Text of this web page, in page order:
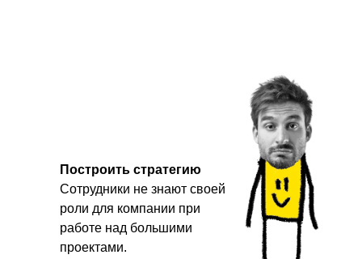
Построить стратегию
Сотрудники не знают своей
роли для компании при
работе над большими
проектами.
Приобретают новые
навыки
Лучше узнают коллег и
Весело проведенное время
с максимальной пользой